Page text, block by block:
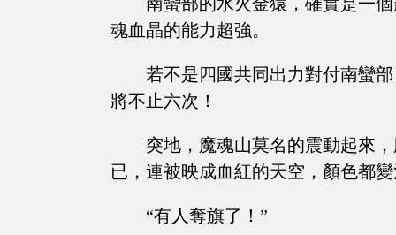
魂血晶的能力超強。
若不是四國共同出力對付南蠻
將不止六次！
突地，魔魂山莫名的震動起來
已，連被映成血紅的天空，顏色都
“有人奪旗了！”